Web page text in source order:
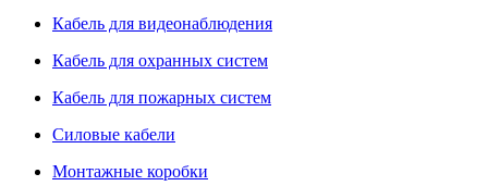
Кабель для видеонаблюдения
Кабель для охранных систем
Кабель для пожарных систем
Силовые кабели
Монтажные коробки